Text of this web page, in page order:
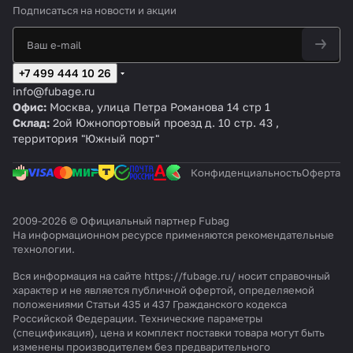
Подписаться на новости и акции
+7 499 444 10 26
info@fubage.ru
Офис: Москва, улица Петра Романова 14 стр 1
Склад: 2ой Южнопортовый проезд д. 10 стр. 43 ,
территория "Южный порт"
КонфиденциальностьОферта
2009-2026 © Официальный партнер Fubag
На информационном ресурсе применяются рекомендательные
технологии.
Вся информация на сайте https://fubage.ru/ носит справочный
характер и не является публичной офертой, определяемой
положениями Статьи 435 и 437 Гражданского кодекса
Российской Федерации. Технические параметры
(спецификация), цена и комплект поставки товара могут быть
изменены производителем без предварительного